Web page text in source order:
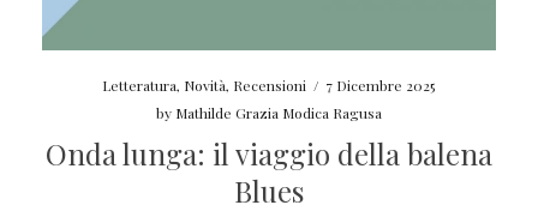
Letteratura, Novità, Recensioni / 7 Dicembre 2025
by Mathilde Grazia Modica Ragusa
Onda lunga: il viaggio della balena
Blues